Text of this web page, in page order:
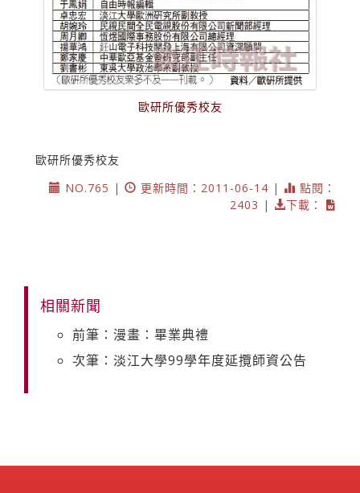
歐研所優秀校友
歐研所優秀校友
NO.765 |
更新時間：2011-06-14 |
點閱：
2403 |
下載：
相關新聞
前筆：漫畫：畢業典禮
次筆：淡江大學99學年度延攬師資公告